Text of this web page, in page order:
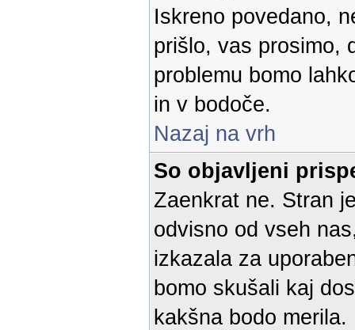
Iskreno povedano,
prišlo, vas prosimo,
problemu bomo
in v bodoče.
Nazaj na vrh
So objavljeni
Zaenkrat ne. Stran
odvisno od vseh
izkazala za
bomo skušali kaj
kakšna bodo merila.